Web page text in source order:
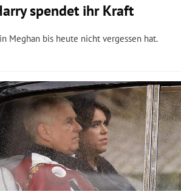
spendet ihr Kraft
Meghan bis heute nicht vergessen hat.